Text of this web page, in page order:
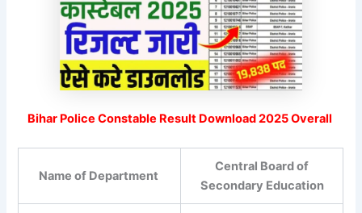
Bihar Police Constable Result Download 2025 Overall
Name of Department
Central Board of
Secondary Education